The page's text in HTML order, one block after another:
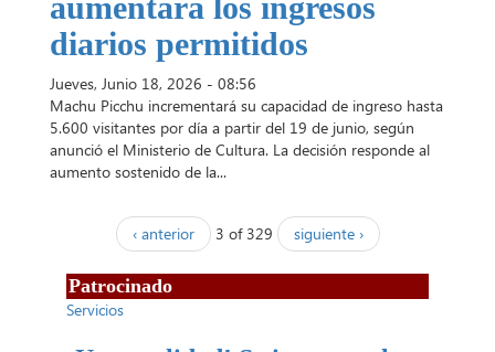
diarios permitidos
Jueves, Junio 18, 2026 - 08:56
Machu Picchu incrementará su capacidad de ingreso hasta
5.600 visitantes por día a partir del 19 de junio, según
anunció el Ministerio de Cultura. La decisión responde al
aumento sostenido de la...
‹ anterior 3 of 329 siguiente ›
Patrocinado
Servicios